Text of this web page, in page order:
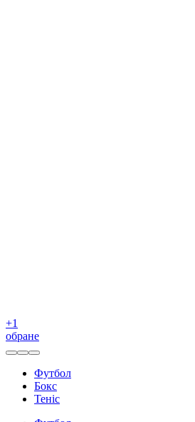
+1
обране
Футбол
Бокс
Теніс